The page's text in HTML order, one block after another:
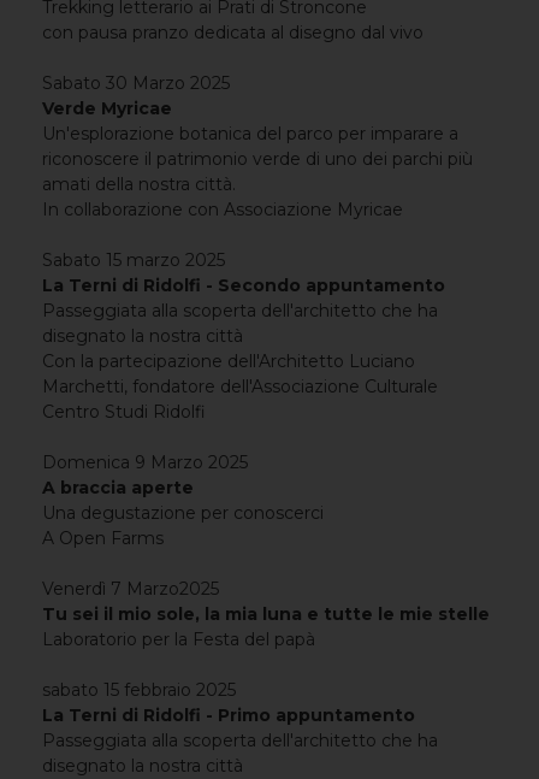
Trekking letterario ai Prati di Stroncone
con pausa pranzo dedicata al disegno dal vivo
Sabato 30 Marzo 2025
Verde Myricae
Un'esplorazione botanica del parco per imparare a
riconoscere il patrimonio verde di uno dei parchi più
amati della nostra città.
In collaborazione con Associazione Myricae
Sabato 15 marzo 2025
La Terni di Ridolfi - Secondo appuntamento
Passeggiata alla scoperta dell'architetto che ha
disegnato la nostra città
Con la partecipazione dell'Architetto Luciano
Marchetti, fondatore dell'Associazione Culturale
Centro Studi Ridolfi
Domenica 9 Marzo 2025
A braccia aperte
Una degustazione per conoscerci
A Open Farms
Venerdì 7 Marzo2025
Tu sei il mio sole, la mia luna e tutte le mie stelle
Laboratorio per la Festa del papà
sabato 15 febbraio 2025
La Terni di Ridolfi - Primo appuntamento
Passeggiata alla scoperta dell'architetto che ha
disegnato la nostra città